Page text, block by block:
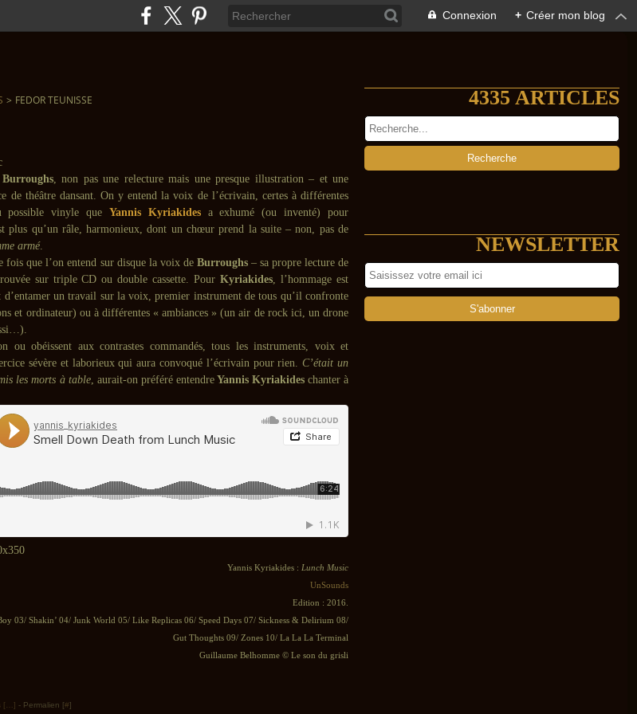
Connexion + Créer mon blog
> FEDOR TEUNISSE
, non pas une relecture mais une presque illustration – et une
de théâtre dansant. On y entend la voix de l’écrivain, certes à différentes
possible vinyle que Yannis Kyriakidesa exhumé (ou inventé) pour
plus qu’un râle, harmonieux, dont un chœur prend la suite – non, pas de
armé.
fois que l’on entend sur disque la voix de Burroughs– sa propre lecture de
sur triple CD ou double cassette. PourKyriakides, l’hommage est
un travail sur la voix, premier instrument de tous qu’il confronte
et ordinateur) ou à différentes « ambiances » (un air de rock ici, un drone
ou obéissent aux contrastes commandés, tous les instruments, voix et
sévère et laborieux qui aura convoqué l’écrivain pour rien.C’était un
les morts à table, aurait-on préféré entendreYannis Kyriakideschanter à
Yannis Kyriakides : Lunch Music
UnSounds
Edition : 2016.
03/ Shakin’ 04/ Junk World 05/ Like Replicas 06/ Speed Days 07/ Sickness & Delirium 08/
Gut Thoughts 09/ Zones 10/ La La La Terminal
Guillaume Belhomme © Le son du grisli
[ ] - Permalien [#]
4335 ARTICLES
NEWSLETTER